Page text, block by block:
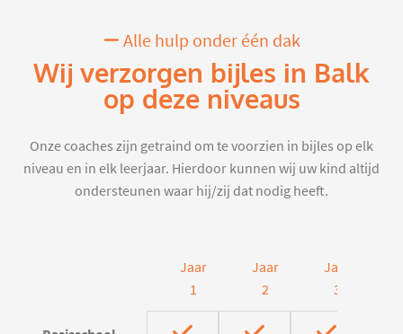
Alle hulp onder één dak
Wij verzorgen bijles in Balk
op deze niveaus
Onze coaches zijn getraind om te voorzien in bijles op elk
niveau en in elk leerjaar. Hierdoor kunnen wij uw kind altijd
ondersteunen waar hij/zij dat nodig heeft.
Jaar
1
Jaar
2
Jaar
3